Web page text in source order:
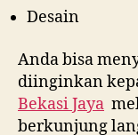
Desain
Anda bisa
diinginkan
Bekasi Jaya
berkunjung